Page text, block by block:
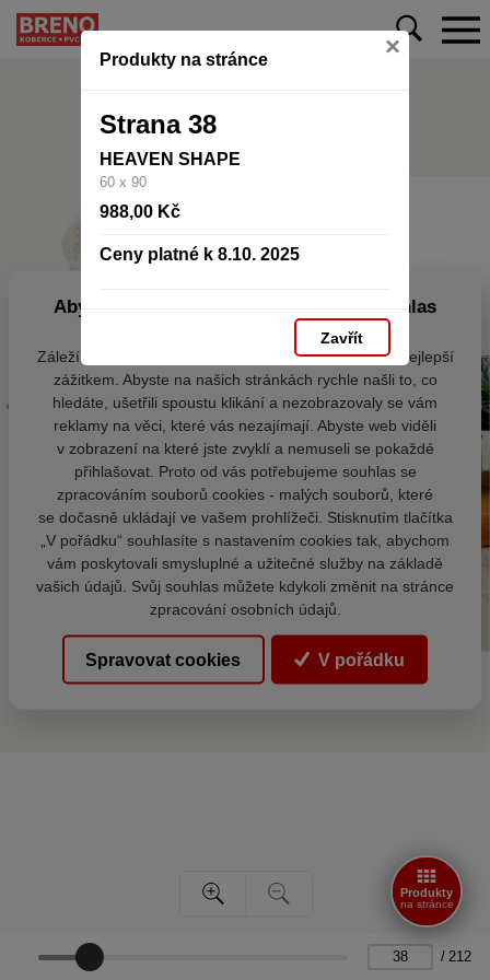
Produkty na stránce ×
Strana 38
HEAVEN SHAPE
60 x 90
988,00 Kč
Ceny platné k 8.10. 2025
Zavřít
/ 212
Produkty
na stránce
Aby web fungoval tak, jak ho znáte (souhlas
Záleží nám na tom, aby pro vás nakupování bylo co nejlepší
zážitkem. Abyste na našich stránkách rychle našli to, co
hledáte, ušetřili spoustu klikání a nezobrazovaly se vám
reklamy na věci, které vás nezajímají. Abyste web viděli
v zobrazení na které jste zvyklí a nemuseli se pokaždé
přihlašovat. Proto od vás potřebujeme souhlas se
zpracováním souborů cookies - malých souborů, které
se dočasně ukládají ve vašem prohlížeči. Stisknutím tlačítka
„V pořádku“ souhlasíte s nastavením cookies tak, abychom
vám poskytovali smysluplné a užitečné služby na základě
vašich údajů. Svůj souhlas můžete kdykoli změnit na stránce
zpracování osobních údajů.
Spravovat cookies V pořádku